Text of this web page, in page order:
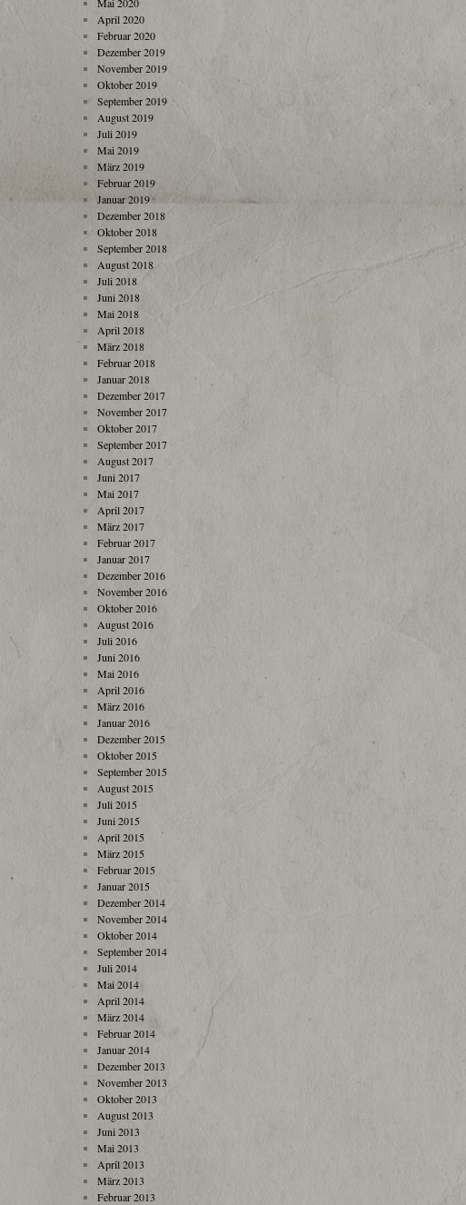
April 2020
Februar 2020
Dezember 2019
November 2019
Oktober 2019
September 2019
August 2019
Juli 2019
Mai 2019
März 2019
Februar 2019
Januar 2019
Dezember 2018
Oktober 2018
September 2018
August 2018
Juli 2018
Juni 2018
Mai 2018
April 2018
März 2018
Februar 2018
Januar 2018
Dezember 2017
November 2017
Oktober 2017
September 2017
August 2017
Juni 2017
Mai 2017
April 2017
März 2017
Februar 2017
Januar 2017
Dezember 2016
November 2016
Oktober 2016
August 2016
Juli 2016
Juni 2016
Mai 2016
April 2016
März 2016
Januar 2016
Dezember 2015
Oktober 2015
September 2015
August 2015
Juli 2015
Juni 2015
April 2015
März 2015
Februar 2015
Januar 2015
Dezember 2014
November 2014
Oktober 2014
September 2014
Juli 2014
Mai 2014
April 2014
März 2014
Februar 2014
Januar 2014
Dezember 2013
November 2013
Oktober 2013
August 2013
Juni 2013
Mai 2013
April 2013
März 2013
Februar 2013